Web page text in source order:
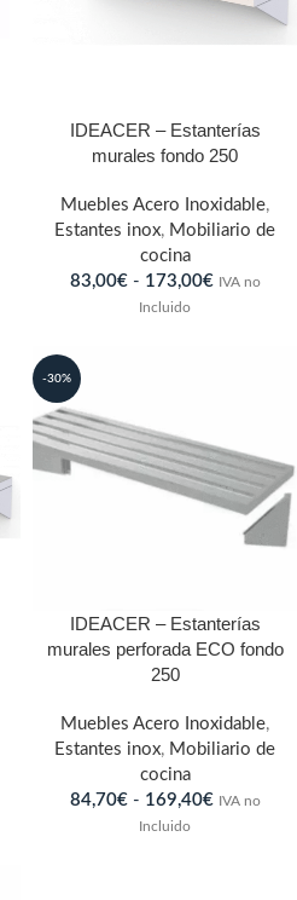
IDEACER – Estanterías
murales fondo 250
Muebles Acero Inoxidable,
Estantes inox, Mobiliario de
cocina
83,00€ - 173,00€ IVA no
Incluido
-30%
IDEACER – Estanterías
murales perforada ECO fondo
250
Muebles Acero Inoxidable,
Estantes inox, Mobiliario de
cocina
84,70€ - 169,40€ IVA no
Incluido